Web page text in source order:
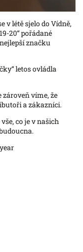
v létě sjelo do Vídně,
20“ pořádané
značku
letos ovládla
víme, že
a zákazníci.
co je v našich